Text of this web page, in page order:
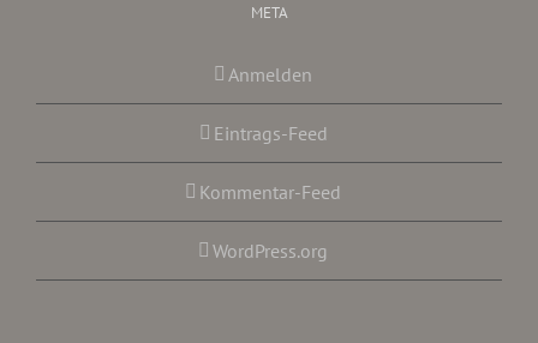
META
Anmelden
Eintrags-Feed
Kommentar-Feed
WordPress.org